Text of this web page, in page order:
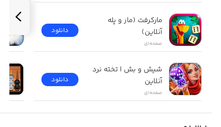
آنلاین)
صفحه‌ای
دانلود
شیش و بش | تخته نرد
آنلاین
صفحه‌ای
دانلود